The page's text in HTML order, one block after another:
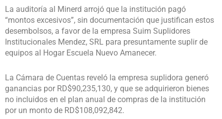
La auditoría al Minerd arrojó que la institución pagó
“montos excesivos”, sin documentación que justifican estos
desembolsos, a favor de la empresa Suim Suplidores
Institucionales Mendez, SRL para presuntamente suplir de
equipos al Hogar Escuela Nuevo Amanecer.
La Cámara de Cuentas reveló la empresa suplidora generó
ganancias por RD$90,235,130, y que se adquirieron bienes
no incluidos en el plan anual de compras de la institución
por un monto de RD$108,092,842.